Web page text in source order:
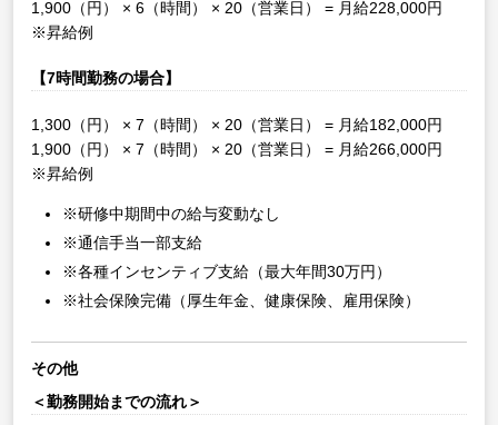
1,900（円） × 6（時間） × 20（営業日） = 月給228,000円
※昇給例
【7時間勤務の場合】
1,300（円） × 7（時間） × 20（営業日） = 月給182,000円
1,900（円） × 7（時間） × 20（営業日） = 月給266,000円
※昇給例
※研修中期間中の給与変動なし
※通信手当一部支給
※各種インセンティブ支給（最大年間30万円）
※社会保険完備（厚生年金、健康保険、雇用保険）
その他
＜勤務開始までの流れ＞